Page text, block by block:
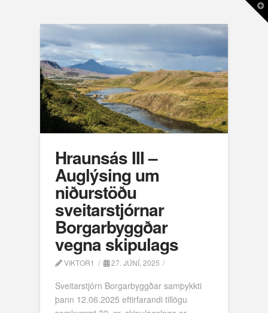
Hraunsás III –
Auglýsing um
niðurstöðu
sveitarstjórnar
Borgarbyggðar
vegna skipulags
VIKTOR1 27. JÚNÍ, 2025
Sveitarstjórn Borgarbyggðar samþykkti
þann 12.06.2025 eftirfarandi tillögu